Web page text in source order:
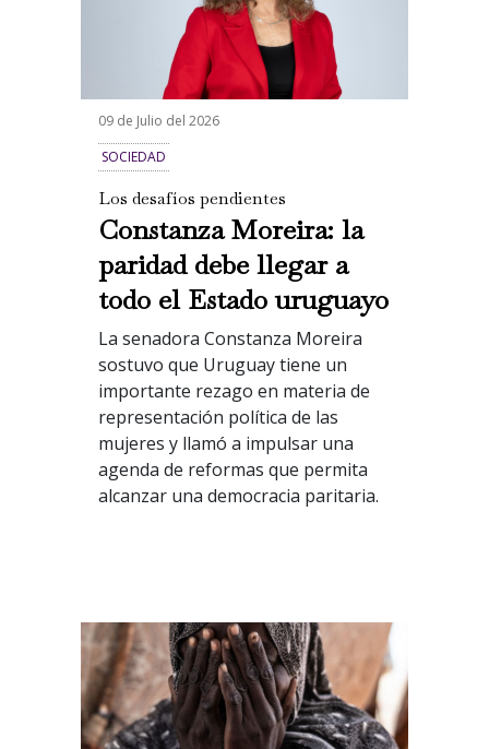
09 de Julio del 2026
SOCIEDAD
Los desafíos pendientes
Constanza Moreira: la
paridad debe llegar a
todo el Estado uruguayo
La senadora Constanza Moreira
sostuvo que Uruguay tiene un
importante rezago en materia de
representación política de las
mujeres y llamó a impulsar una
agenda de reformas que permita
alcanzar una democracia paritaria.